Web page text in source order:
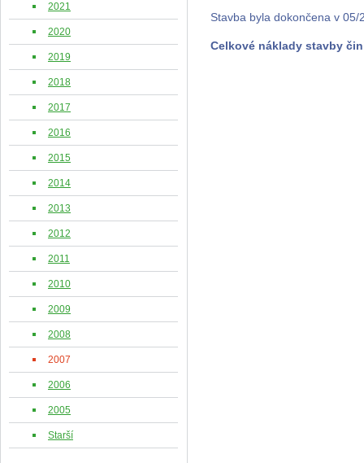
Stavba byla dokončena v
Celkové náklady stavby
2021
2020
2019
2018
2017
2016
2015
2014
2013
2012
2011
2010
2009
2008
2007
2006
2005
Starší